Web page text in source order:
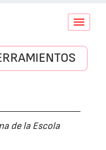
Conmutar
de la Escola